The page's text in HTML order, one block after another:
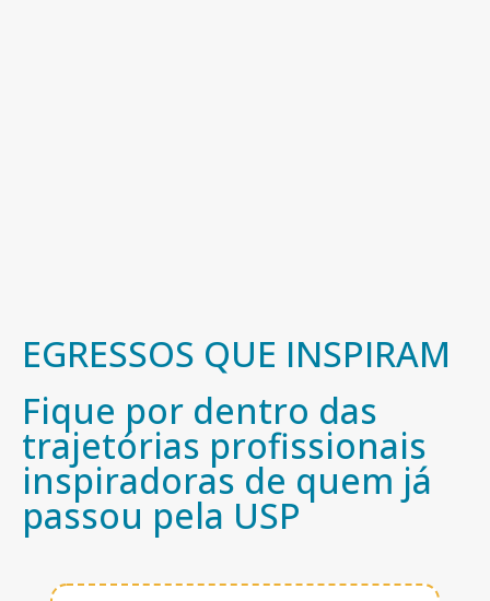
EGRESSOS QUE INSPIRAM
Fique por dentro das
trajetórias profissionais
inspiradoras de quem já
passou pela USP